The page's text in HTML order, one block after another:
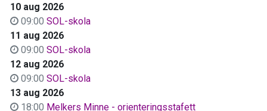
10 aug 2026
09:00 SOL-skola
11 aug 2026
09:00 SOL-skola
12 aug 2026
09:00 SOL-skola
13 aug 2026
18:00 Melkers Minne - orienteringsstafett